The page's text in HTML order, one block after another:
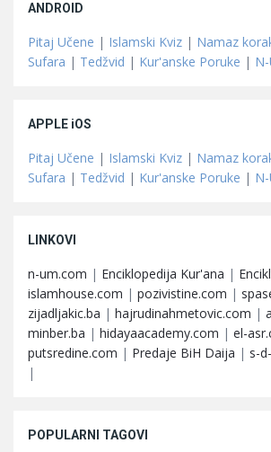
ANDROID
Pitaj Učene | Islamski Kviz | Namaz
Sufara | Tedžvid | Kur'anske Poruke |
APPLE iOS
Pitaj Učene | Islamski Kviz | Namaz
Sufara | Tedžvid | Kur'anske Poruke |
LINKOVI
n-um.com | Enciklopedija Kur'ana |
islamhouse.com | pozivistine.com |
zijadljakic.ba | hajrudinahmetovic.com |
minber.ba | hidayaacademy.com | el-
putsredine.com | Predaje BiH Daija | s-
|
POPULARNI TAGOVI